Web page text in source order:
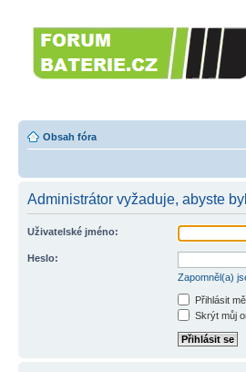
Obsah fóra
Administrátor vyžaduje, abyste
Uživatelské jméno:
Heslo:
Zapomněl(a)
Přihlásit
Skrýt můj